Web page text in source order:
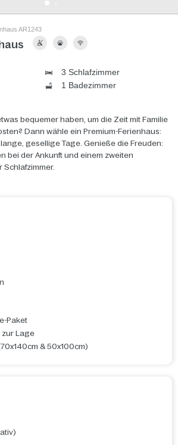
AR1243
3 Schlafzimmer
1 Badezimmer
bequemer haben, um die Zeit mit Familie
Dann wähle ein Premium-Ferienhaus:
gesellige Tage. Genieße die Freuden:
bei der Ankunft und einem zweiten
Schlafzimmer.
Paket
Lage
& 50x100cm)